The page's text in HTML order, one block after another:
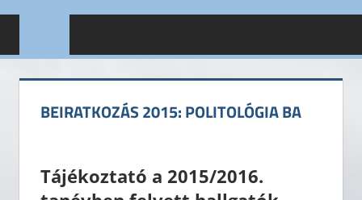
Jogtudományi
Hallgatói
BEIRATKOZÁS 2015: POLITOLÓGIA BA
Tájékoztató a 2015/2016.